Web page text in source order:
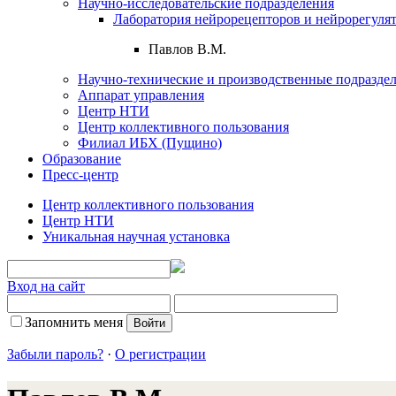
Лаборатория нейрорецепторов и
Павлов В.М.
Научно-технические и производственные
Аппарат управления
Центр НТИ
Центр коллективного пользования
Филиал ИБХ (Пущино)
Образование
Пресс-центр
Центр коллективного пользования
Центр НТИ
Уникальная научная установка
Вход на сайт
Запомнить меня
Забыли пароль? · О регистрации